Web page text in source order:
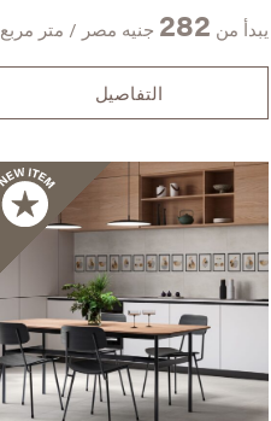
يبدأ من 282 جنيه مصر / متر مربع
التفاصيل